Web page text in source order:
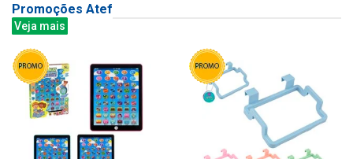
Promoções Atef
Veja mais